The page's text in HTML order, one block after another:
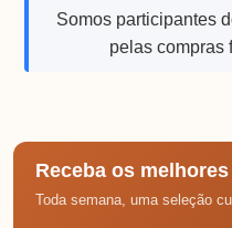
Somos participantes
pelas compras
Receba os
Toda semana, uma seleção